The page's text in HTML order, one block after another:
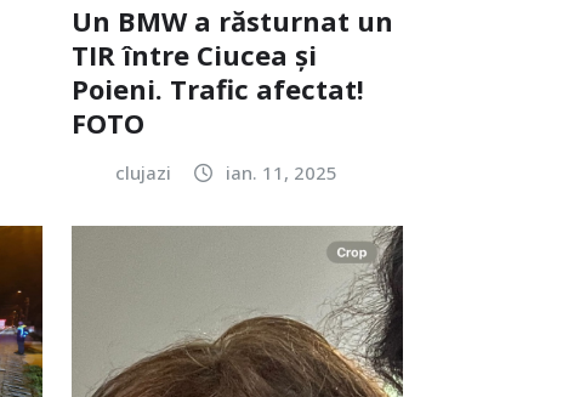
Un BMW a răsturnat un
TIR între Ciucea și
Poieni. Trafic afectat!
FOTO
clujazi ian. 11, 2025